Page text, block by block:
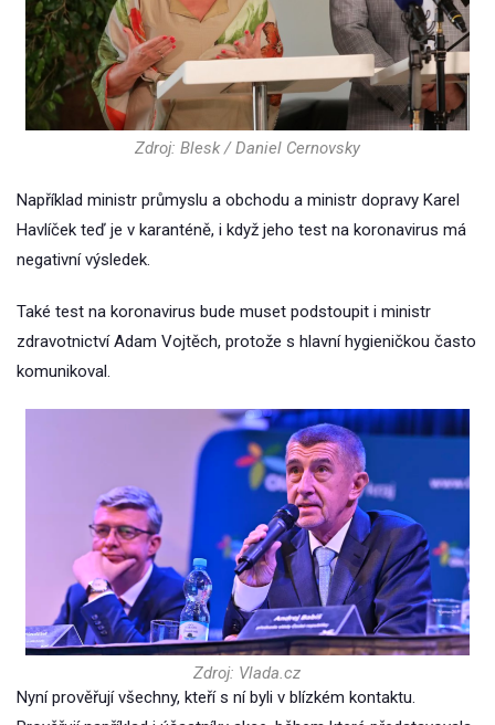
Zdroj: Blesk / Daniel Cernovsky
Například ministr průmyslu a obchodu a ministr dopravy Karel
Havlíček teď je v karanténě, i když jeho test na koronavirus má
negativní výsledek.
Také test na koronavirus bude muset podstoupit i ministr
zdravotnictví Adam Vojtěch, protože s hlavní hygieničkou často
komunikoval.
Zdroj: Vlada.cz
Nyní prověřují všechny, kteří s ní byli v blízkém kontaktu.